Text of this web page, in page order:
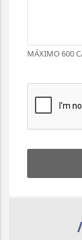
MÁXIMO 600